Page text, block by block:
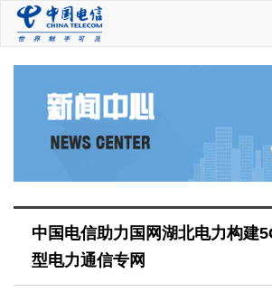
中国电信助力国网湖北电力构建
型电力通信专网